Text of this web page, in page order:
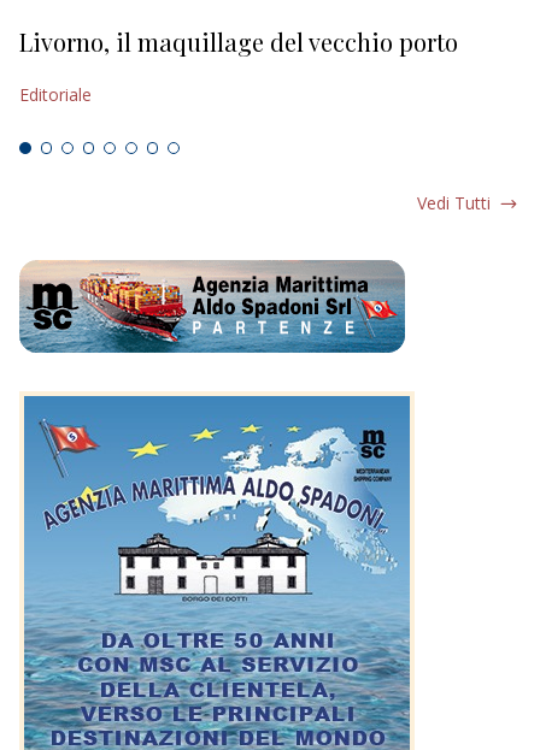
Livorno, il maquillage del vecchio porto
Editoriale
Vedi Tutti